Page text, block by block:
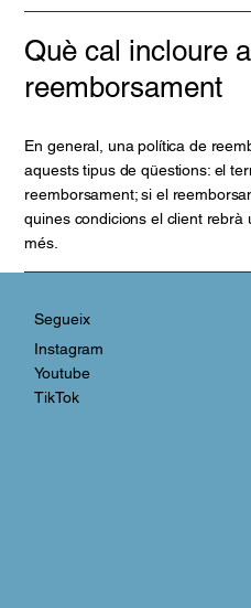
Què cal incloure
reemborsament
En general, una política de
aquests tipus de qüestions: el
reemborsament; si el
quines condicions el client
més.
Segueix
Instagram
Youtube
TikTok